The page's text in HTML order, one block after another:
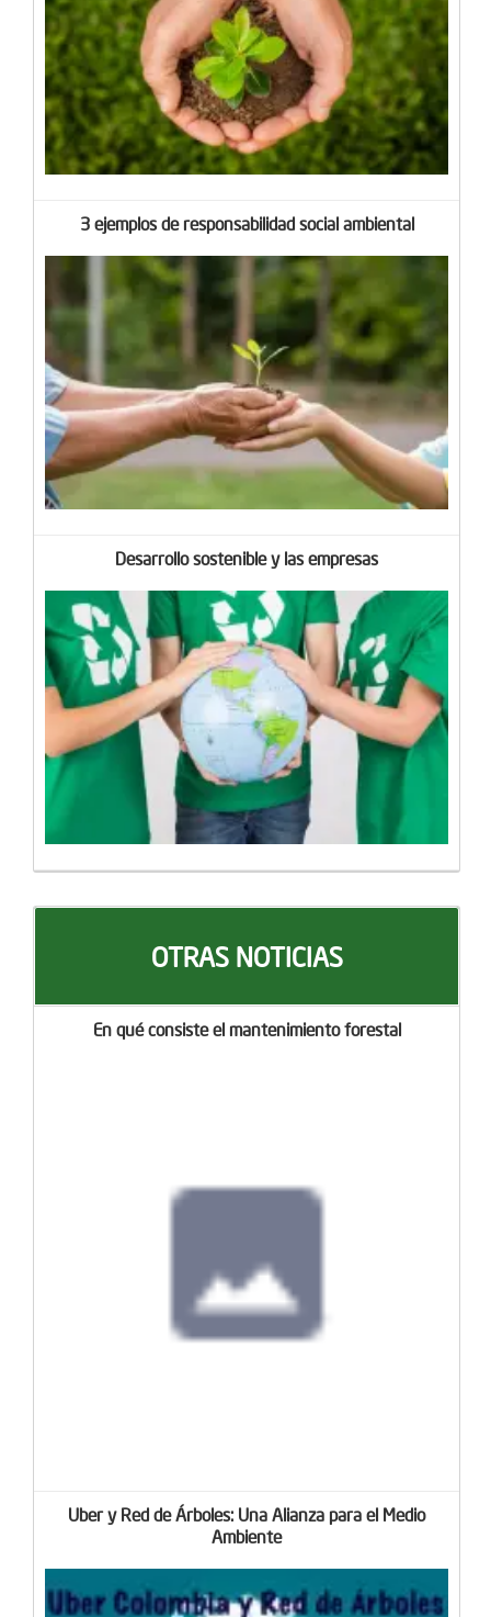
3 ejemplos de responsabilidad social ambiental
Desarrollo sostenible y las empresas
OTRAS NOTICIAS
En qué consiste el mantenimiento forestal
Uber y Red de Árboles: Una Alianza para el Medio
Ambiente